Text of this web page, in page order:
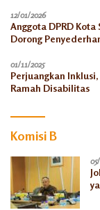
12/01/2026
Anggota DPRD Kota
Dorong
01/11/2025
Perjuangkan
Ramah Disabilitas
Komisi B